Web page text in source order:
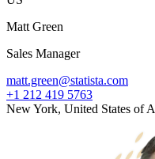
Matt Green
Sales Manager
matt.green@statista.com
+1 212 419 5763
New York, United States of